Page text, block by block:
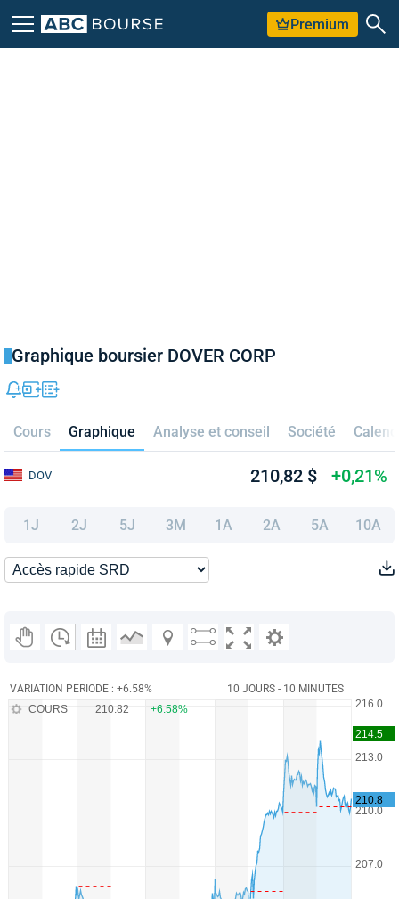
Premium
Graphique boursier DOVER CORP
Cours Graphique Analyse et conseil Société
DOV 210,82 $ +0,21%
1J 2J 5J 3M 1A 2A 5A 10A
VARIATION PERIODE : +6.58% 10 JOURS - 10 MINUTES
COURS 210.82 +6.58%